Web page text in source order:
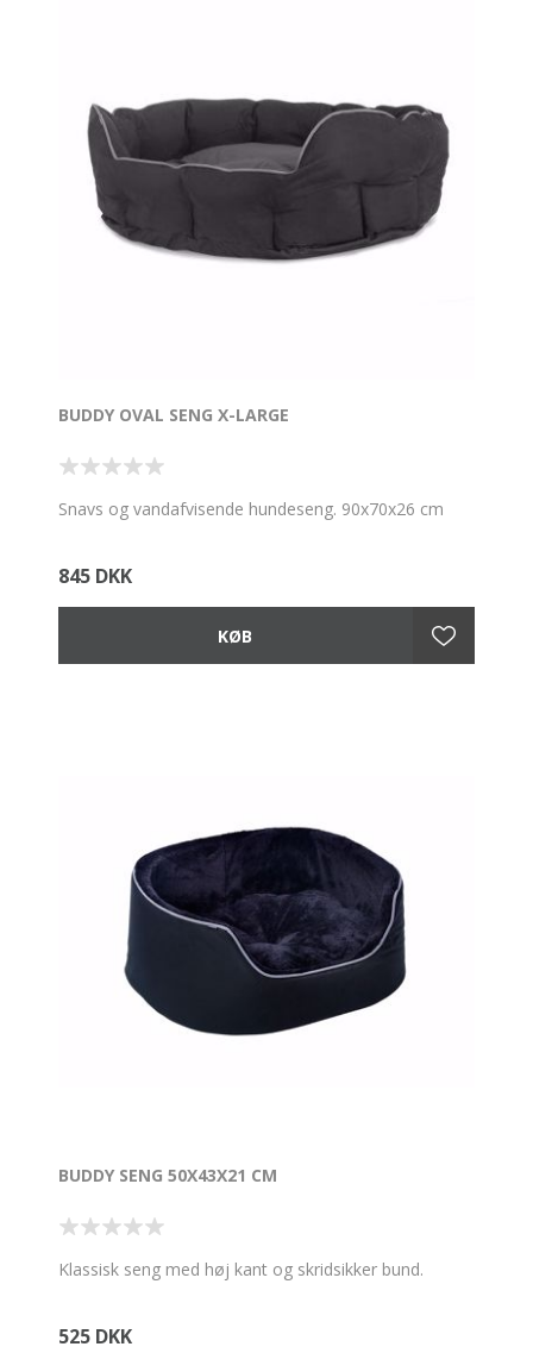
BUDDY OVAL SENG X-LARGE
Snavs og vandafvisende hundeseng. 90x70x26 cm
845 DKK
BUDDY SENG 50X43X21 CM
Klassisk seng med høj kant og skridsikker bund.
525 DKK